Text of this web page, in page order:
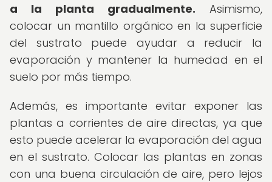
a la planta gradualmente. Asimismo,
colocar un mantillo orgánico en la superficie
del sustrato puede ayudar a reducir la
evaporación y mantener la humedad en el
suelo por más tiempo.
Además, es importante evitar exponer las
plantas a corrientes de aire directas, ya que
esto puede acelerar la evaporación del agua
en el sustrato. Colocar las plantas en zonas
con una buena circulación de aire, pero lejos